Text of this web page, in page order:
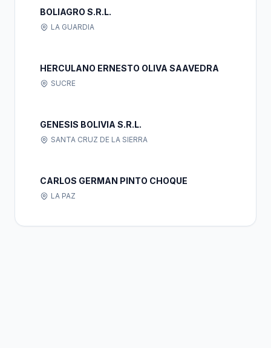
BOLIAGRO S.R.L.
LA GUARDIA
HERCULANO ERNESTO OLIVA SAAVEDRA
SUCRE
GENESIS BOLIVIA S.R.L.
SANTA CRUZ DE LA SIERRA
CARLOS GERMAN PINTO CHOQUE
LA PAZ